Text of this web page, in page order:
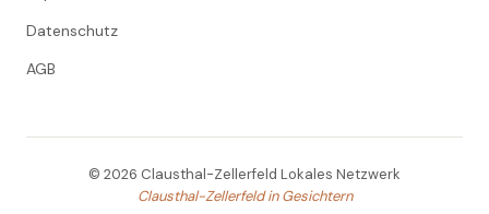
Datenschutz
AGB
© 2026 Clausthal-Zellerfeld Lokales Netzwerk
Clausthal-Zellerfeld in Gesichtern